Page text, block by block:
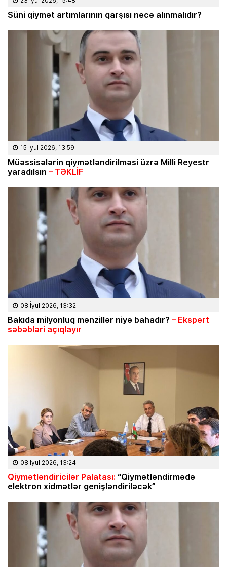
Süni qiymət artımlarının qarşısı necə alınmalıdır?
15 İyul 2026, 13:59
Müəssisələrin qiymətləndirilməsi üzrə Milli Reyestr
yaradılsın – TƏKLİF
08 İyul 2026, 13:32
Bakıda milyonluq mənzillər niyə bahadır? – Ekspert
səbəbləri açıqlayır
08 İyul 2026, 13:24
Qiymətləndiricilər Palatası: “Qiymətləndirmədə
elektron xidmətlər genişləndiriləcək”